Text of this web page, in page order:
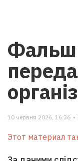
10 червня 2026, 16:36 •
Этот материал